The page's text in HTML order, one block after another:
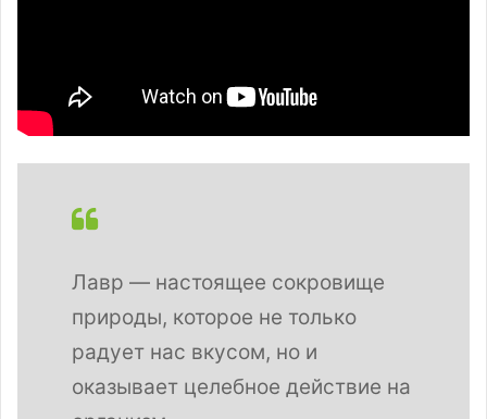
Лавр — настоящее сокровище
природы, которое не только
радует нас вкусом, но и
оказывает целебное действие на